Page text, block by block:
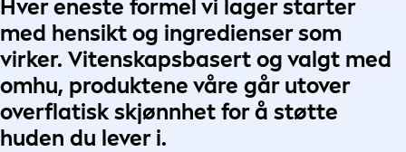
Hver eneste formel vi lager starter
med hensikt og ingredienser som
virker. Vitenskapsbasert og valgt med
omhu, produktene våre går utover
overflatisk skjønnhet for å støtte
huden du lever i.